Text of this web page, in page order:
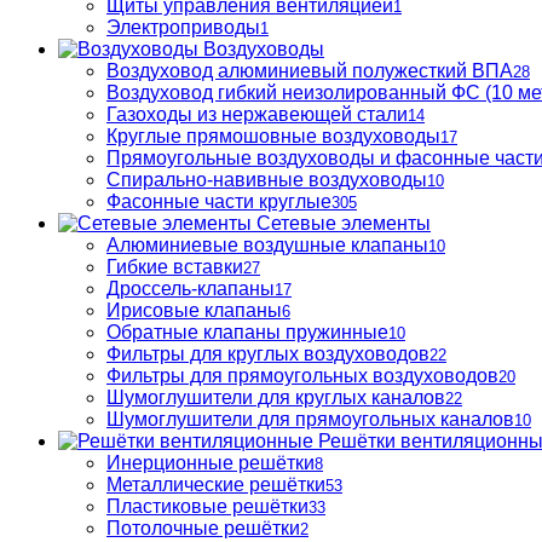
Щиты управления вентиляцией1
Электроприводы1
Воздуховоды
Воздуховод алюминиевый полужесткий ВПА28
Воздуховод гибкий неизолированный ФС (10
Газоходы из нержавеющей стали14
Круглые прямошовные воздуховоды17
Прямоугольные воздуховоды и фасонные части
Спирально-навивные воздуховоды10
Фасонные части круглые305
Сетевые элементы
Алюминиевые воздушные клапаны10
Гибкие вставки27
Дроссель-клапаны17
Ирисовые клапаны6
Обратные клапаны пружинные10
Фильтры для круглых воздуховодов22
Фильтры для прямоугольных воздуховодов20
Шумоглушители для круглых каналов22
Шумоглушители для прямоугольных каналов10
Решётки
Инерционные решётки8
Металлические решётки53
Пластиковые решётки33
Потолочные решётки2